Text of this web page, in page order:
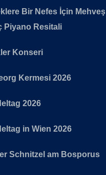
Bir Nefes İçin Mehveş
Piyano Resitali
Konseri
Kermesi 2026
2026
in Wien 2026
Schnitzel am Bosporus